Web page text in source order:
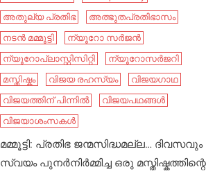
അതുല്യ പ്രതിഭ
അത്ഭുതപ്രതിഭാസം
നടൻ മമ്മൂട്ടി
ന്യൂറോ സർജൻ
ന്യൂറോപ്ലാസ്റ്റിസിറ്റി
ന്യൂറോസർജറി
മസ്തിഷ്കം
വിജയ രഹസ്യം
വിജയഗാഥ
വിജയത്തിന് പിന്നിൽ
വിജയപഥങ്ങൾ
വിജയാശംസകൾ
മമ്മൂട്ടി: പ്രതിഭ ജന്മസിദ്ധമല്ല… ദിവസവും
സ്വയം പുനർനിർമ്മിച്ച ഒരു മസ്തിഷ്കത്തിന്റെ